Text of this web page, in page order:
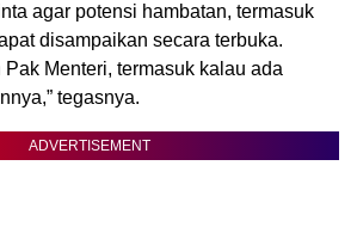
agar potensi hambatan, termasuk
disampaikan secara terbuka.
Pak Menteri, termasuk kalau ada
tegasnya.
ADVERTISEMENT